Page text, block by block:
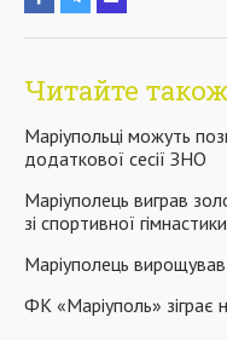
Читайте
Маріупольці можуть
додаткової сесії ЗНО
Маріуполець виграв
зі спортивної гімнастики
Маріуполець
ФК «Маріуполь» зіграє